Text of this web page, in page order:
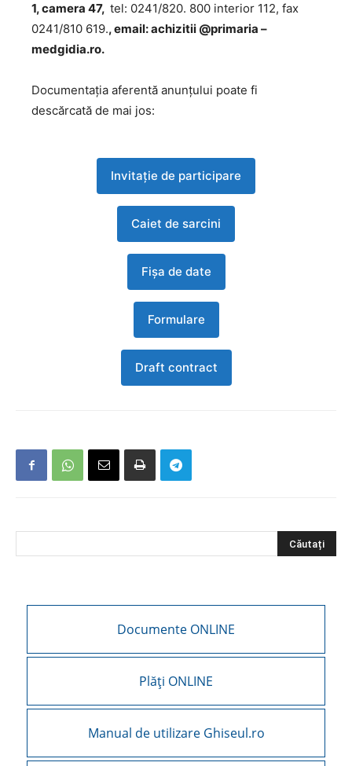
1, camera 47, tel: 0241/820. 800 interior 112, fax
0241/810 619., email: achizitii @primaria –
medgidia.ro.
Documentația aferentă anunțului poate fi
descărcată de mai jos:
Invitație de participare
Caiet de sarcini
Fișa de date
Formulare
Draft contract
Documente ONLINE
Plăți ONLINE
Manual de utilizare Ghiseul.ro